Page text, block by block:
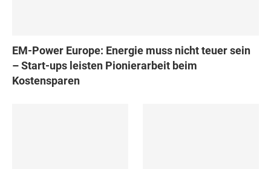
EM-Power Europe: Energie muss nicht teuer sein
– Start-ups leisten Pionierarbeit beim
Kostensparen